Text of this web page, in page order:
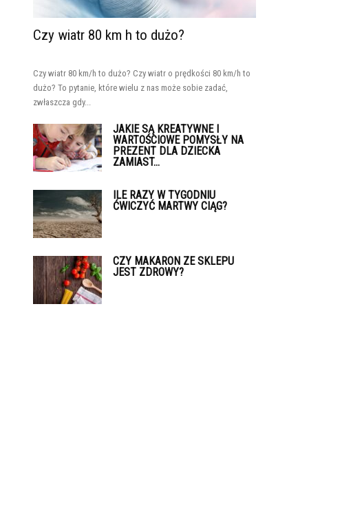
Czy wiatr 80 km h to dużo?
Czy wiatr 80 km/h to dużo? Czy wiatr o prędkości 80 km/h to
dużo? To pytanie, które wielu z nas może sobie zadać,
zwłaszcza gdy...
JAKIE SĄ KREATYWNE I
WARTOŚCIOWE POMYSŁY NA
PREZENT DLA DZIECKA
ZAMIAST...
ILE RAZY W TYGODNIU
ĆWICZYĆ MARTWY CIĄG?
CZY MAKARON ZE SKLEPU
JEST ZDROWY?